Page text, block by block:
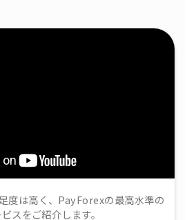
度は高く、PayForexの最高水準の
スをご紹介します。